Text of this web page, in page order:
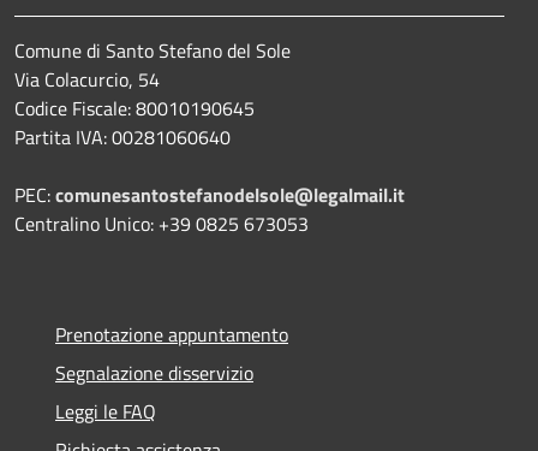
Comune di Santo Stefano del Sole
Via Colacurcio, 54
Codice Fiscale: 80010190645
Partita IVA: 00281060640
PEC:comunesantostefanodelsole@legalmail.it
Centralino Unico: +39 0825 673053
Prenotazione appuntamento
Segnalazione disservizio
Leggi le FAQ